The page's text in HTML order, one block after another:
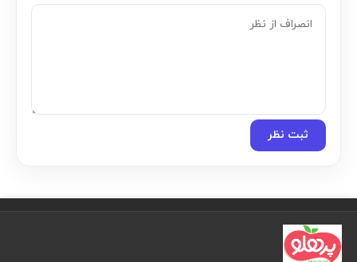
ثبت نظر